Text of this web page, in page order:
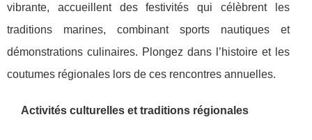
vibrante, accueillent des festivités qui célèbrent les
traditions marines, combinant sports nautiques et
démonstrations culinaires. Plongez dans l’histoire et les
coutumes régionales lors de ces rencontres annuelles.
Activités culturelles et traditions régionales